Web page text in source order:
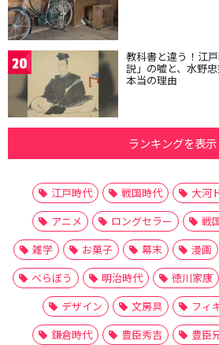
20 教科書と違う！江
説」の嘘と、水野
本当の理由
ランキングを表示
江戸時代 戦国時代 大河
アニメ
ロングセラー 戦
雑学
お菓子 幕末 漫画
べらぼう
明治時代 徳川家康
デザイン
文房具 フィ
鎌倉時代
豊臣秀吉 豊臣